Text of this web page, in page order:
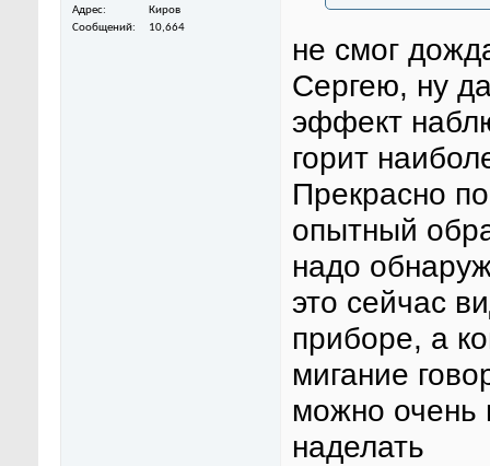
Адрес
Киров
Сообщений
10,664
не смог
Сергею, ну
эффект
горит
Прекрасно
опытный
надо
это сейчас
приборе, а
мигание
можно очень
наделать